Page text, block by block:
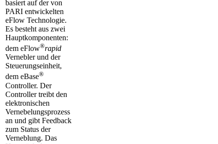
basiert auf der von
PARI entwickelten
eFlow Technologie.
Es besteht aus zwei
Hauptkomponenten:
dem eFlow®rapid
Vernebler und der
Steuerungseinheit,
dem eBase®
Controller. Der
Controller treibt den
elektronischen
Vernebelungsprozess
an und gibt Feedback
zum Status der
Verneblung. Das